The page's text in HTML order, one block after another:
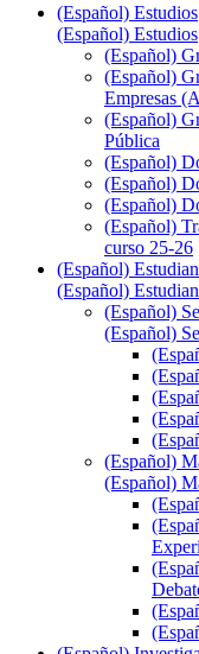
(Español) Estudios
(Español) Estudios
(Español)
(Español)
Empresas
(Español)
Pública
(Español)
(Español)
(Español)
(Español)
curso 25-26
(Español)
(Español)
(Español)
(Español)
(Español)
(Español)